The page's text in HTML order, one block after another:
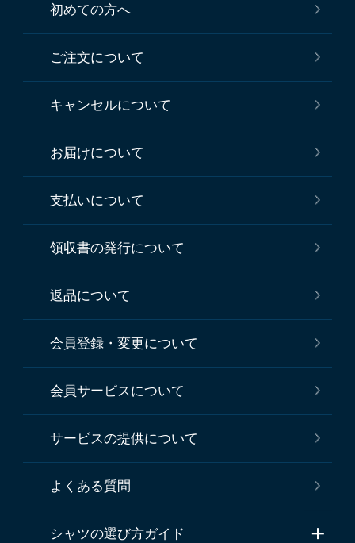
初めての方へ
ご注文について
キャンセルについて
お届けについて
支払いについて
領収書の発行について
返品について
会員登録・変更について
会員サービスについて
サービスの提供について
よくある質問
シャツの選び方ガイド